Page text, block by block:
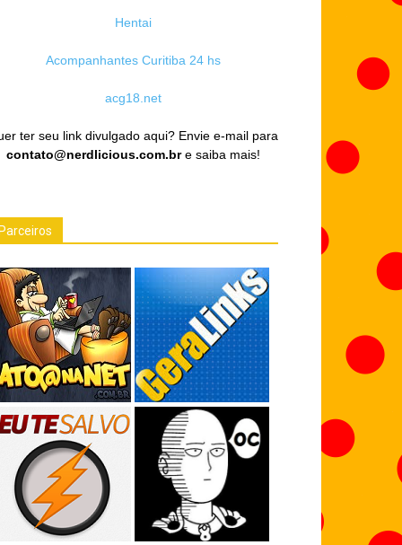
Hentai
Acompanhantes Curitiba 24 hs
acg18.net
ter seu link divulgado aqui? Envie e-mail para
contato@nerdlicious.com.bre saiba mais!